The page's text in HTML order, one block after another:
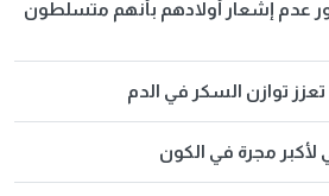
عدم إشعار أولادهم بأنهم متسلطون
توازن السكر في الدم
لأكبر مجرة في الكون